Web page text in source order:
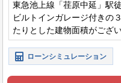
東急池上線「荏原中延」駅
ビルトインガレージ付きの
たりとした建物面積がござ
め、通勤や通学にも嬉しい
ローンシミュレーション